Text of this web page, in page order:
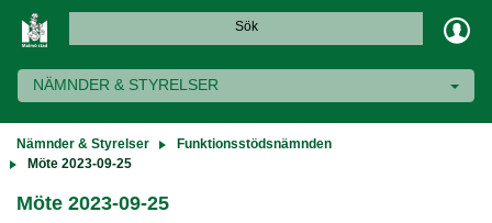
Sök
NÄMNDER & STYRELSER
Nämnder & Styrelser
Funktionsstödsnämnden
Möte 2023-09-25
Möte 2023-09-25